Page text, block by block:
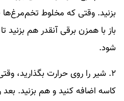
بزنید. وقتی که مخلوط
باز با همزن برقی آنقدر هم
شود.
۲. شیر را روی حرارت بگذارید،
کاسه اضافه کنید و هم بزنید. بعد